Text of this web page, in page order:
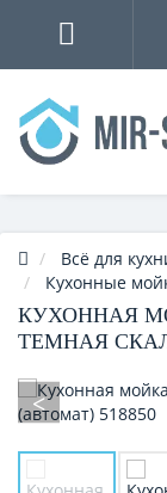
Всё для
Кухонные
КУХОННАЯ
ТЕМНАЯ